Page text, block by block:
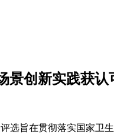
景创新实践获认
旨在贯彻落实国家卫